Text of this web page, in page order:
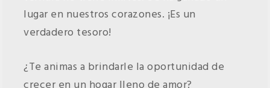
lugar en nuestros corazones. ¡Es un
verdadero tesoro!
¿Te animas a brindarle la oportunidad de